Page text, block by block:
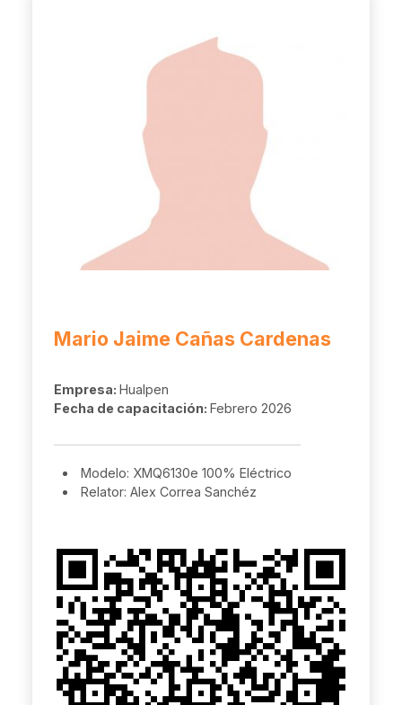
Mario Jaime Cañas Cardenas
Empresa: Hualpen
Fecha de capacitación: Febrero 2026
Modelo: XMQ6130e 100% Eléctrico
Relator: Alex Correa Sanchéz